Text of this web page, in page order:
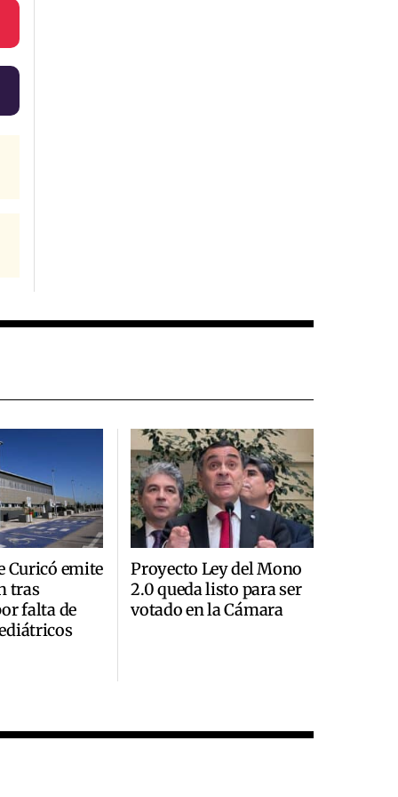
Curicó emite
tras
falta de
Proyecto Ley del Mono
2.0 queda listo para ser
votado en la Cámara